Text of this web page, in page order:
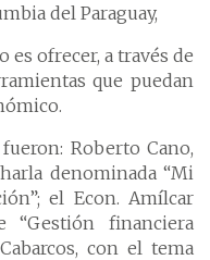
del Paraguay,
ofrecer, a través de
que puedan
Roberto Cano,
denominada “Mi
el Econ. Amílcar
“Gestión financiera
con el tema